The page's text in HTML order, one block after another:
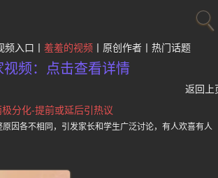
频入口 羞羞的视频 原创作者 热门话题
频：点击查看详情
返回上
分化-提前或延后引热议
因各不相同，引发家长和学生广泛讨论，有人欢喜有人